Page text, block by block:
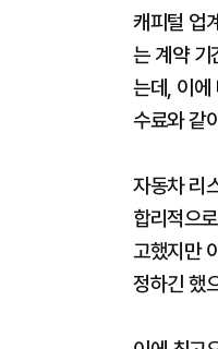
캐피털 업
는 계약 기
는데, 이에
수료와 같
자동차 리
합리적으
고했지만
정하긴 했